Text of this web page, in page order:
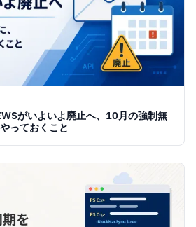
がいよいよ廃止へ、10月の強制無
っておくこと